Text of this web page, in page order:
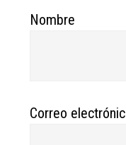
Nombre
Correo